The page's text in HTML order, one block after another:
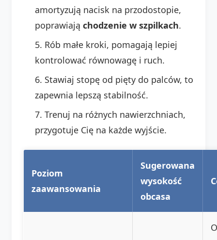
amortyzują nacisk na przodostopie,
poprawiają chodzenie w szpilkach.
Rób małe kroki, pomagają lepiej
kontrolować równowagę i ruch.
Stawiaj stopę od pięty do palców, to
zapewnia lepszą stabilność.
Trenuj na różnych nawierzchniach,
przygotuje Cię na każde wyjście.
Poziom
zaawansowania
Sugerowana
wysokość
obcasa